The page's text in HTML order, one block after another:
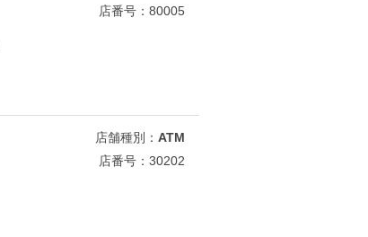
店番号：80005
店舗種別： ATM
店番号：30202